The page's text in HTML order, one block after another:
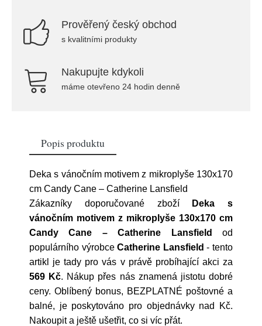
Prověřený český obchod
s kvalitními produkty
Nakupujte kdykoli
máme otevřeno 24 hodin denně
Popis produktu
Deka s vánočním motivem z mikroplyše 130x170
cm Candy Cane – Catherine Lansfield
Zákazníky doporučované zboží
Deka s
vánočním motivem z mikroplyše 130x170 cm
Candy Cane – Catherine Lansfield
od
populárního výrobceCatherine Lansfield - tento
artikl je tady pro vás v právě probíhající akci za
569 Kč. Nákup přes nás znamená jistotu dobré
ceny. Oblíbený bonus, BEZPLATNÉ poštovné a
balné, je poskytováno pro objednávky nad Kč.
Nakoupit a ještě ušetřit, co si víc přát.